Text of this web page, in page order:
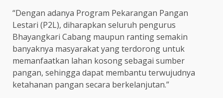
“Dengan adanya Program Pekarangan Pangan
Lestari (P2L), diharapkan seluruh pengurus
Bhayangkari Cabang maupun ranting semakin
banyaknya masyarakat yang terdorong untuk
memanfaatkan lahan kosong sebagai sumber
pangan, sehingga dapat membantu terwujudnya
ketahanan pangan secara berkelanjutan.”